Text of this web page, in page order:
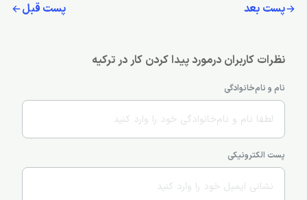
پست بعد پست قبل
نظرات کاربران درمورد پیدا کردن کار در ترکیه
نام و نام‌خانوادگی
پست الکترونیکی